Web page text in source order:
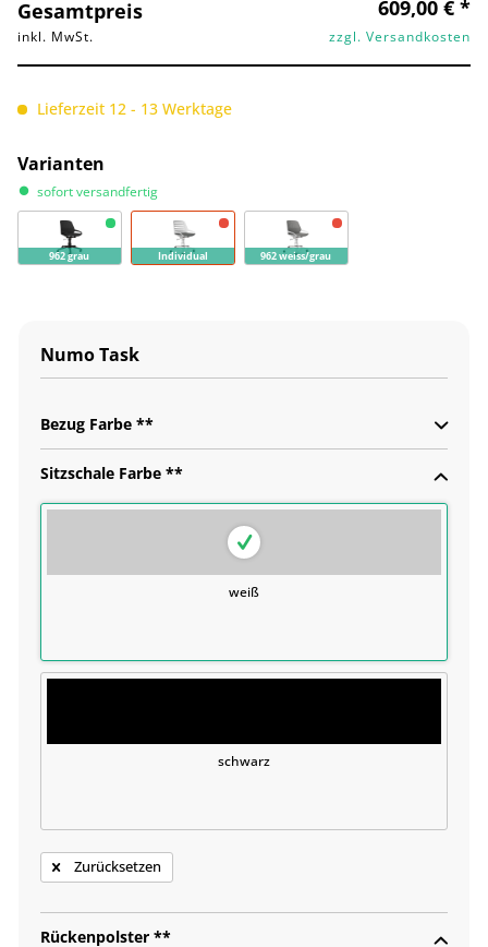
Gesamtpreis 609,00 € *
inkl. MwSt. zzgl. Versandkosten
Lieferzeit 12 - 13 Werktage
Varianten
sofort versandfertig
962 grau Individual 962 weiss/grau
Numo Task
Bezug Farbe **
Sitzschale Farbe **
weiß
schwarz
Zurücksetzen
Rückenpolster **